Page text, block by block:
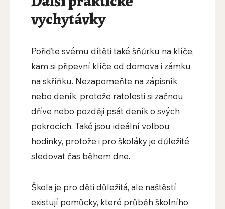
vychytávky
Pořiďte svému dítěti také šňůrku na klíče,
kam si připevní klíče od domova i zámku
na skříňku. Nezapomeňte na zápisník
nebo deník, protože ratolesti si začnou
dříve nebo později psát deník o svých
pokrocích. Také jsou ideální volbou
hodinky, protože i pro školáky je důležité
sledovat čas během dne.
Škola je pro děti důležitá, ale naštěstí
existují pomůcky, které průběh školního